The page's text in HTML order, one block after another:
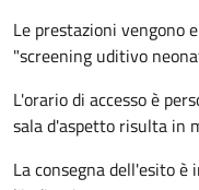
Le prestazioni vengono
"screening uditivo
L'orario di accesso è
sala d'aspetto risulta in
La consegna dell'esito è